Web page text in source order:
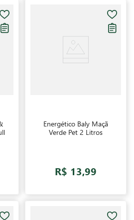
Energético Baly Maçã
Verde Pet 2 Litros
R$ 13,99